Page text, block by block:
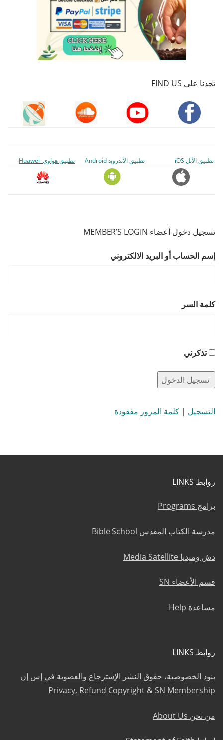
تجدنا على FIND US
تطبيق الأبل iOS تطبيق الأندرويد Android تطبيق هواوي Huawei
تسجيل دخول أعضاء MEMBER’S LOGIN
إسم الحساب أو البريد الالكتروني
كلمة السر
تذكرني
التسجيل | كلمة المرور مفقودة
روابط LINKS
برامج Programs
مدرسة الكتاب المقدس Bible School
دش وميديا Media Satellite
قسم الأعضاء SN
مساعدة Help
روابط LINKS
بنود الخصوصية، حقوق النشر الإسترجاع والعضوية في إس إن
Privacy, Refund Copyright & SN Membership
من نحن About Us